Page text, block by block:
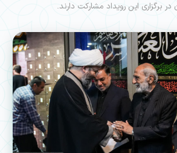
برگزاری این رویداد مشارکت دارند.